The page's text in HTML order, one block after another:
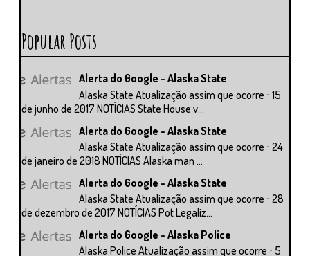
Popular Posts
Alerta do Google - Alaska State
Alaska State Atualização assim que ocorre ⋅ 15
de junho de 2017 NOTÍCIAS State House v...
Alerta do Google - Alaska State
Alaska State Atualização assim que ocorre ⋅ 24
de janeiro de 2018 NOTÍCIAS Alaska man ...
Alerta do Google - Alaska State
Alaska State Atualização assim que ocorre ⋅ 28
de dezembro de 2017 NOTÍCIAS Pot Legaliz...
Alerta do Google - Alaska Police
Alaska Police Atualização assim que ocorre ⋅ 5